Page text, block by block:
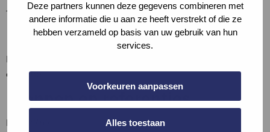
Deze partners kunnen deze gegevens combineren met
andere informatie die u aan ze heeft verstrekt of die ze
hebben verzameld op basis van uw gebruik van hun
services.
Voorkeuren aanpassen
Alles toestaan
–
Bewijslast
Beschrijf de situatie en vul aan met een foto van de
opname.
Bronnen en referenties
NEN 2767